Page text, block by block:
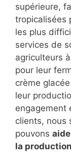
supérieure,
tropicalisées
les plus
services de
agriculteurs
pour leur
crème
leur
engagement
clients, nous
pouvons
la